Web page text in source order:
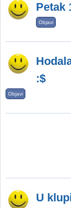
Petak
Objavi
:$
Objavi
U